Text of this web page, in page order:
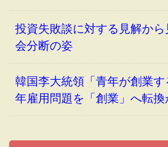
投資失敗談に対する見解か
会分断の姿
韓国李大統領「青年が創業
年雇用問題を「創業」へ転換